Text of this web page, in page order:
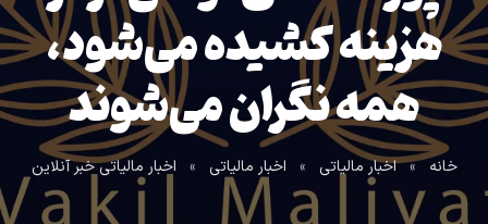
هزینه کشیده می‌شود،
همه نگران می‌شوند
خانه » اخبار مالیاتی » اخبار مالیاتی » اخبار مالیاتی خبر آنلاین